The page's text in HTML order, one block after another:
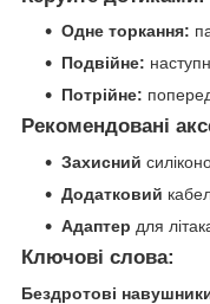
Одне торкання:
Подвійне:
Потрійне:
Рекомендовані
Захисний
Додатковий
Адаптер для
Ключові слова:
Бездротові